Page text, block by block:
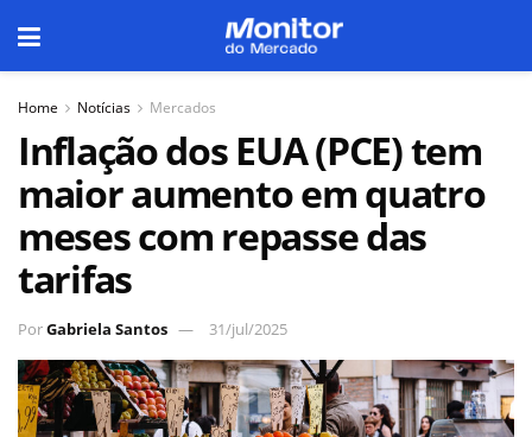
Home Notícias Mercados
Inflação dos EUA (PCE) tem
maior aumento em quatro
meses com repasse das
tarifas
PorGabriela Santos 31/jul/2025